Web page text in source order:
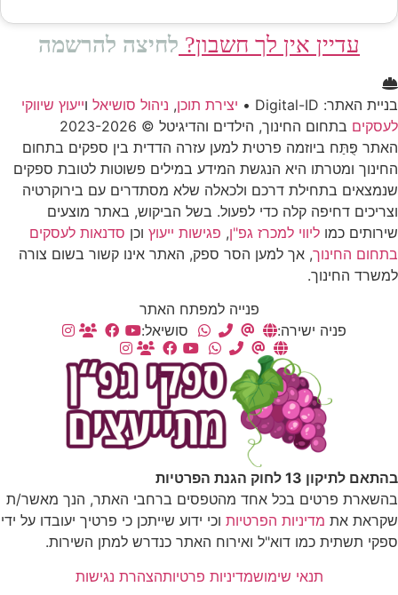
עדיין אין לך חשבון? לחיצה להרשמה
בניית האתר: Digital-ID • יצירת תוכן, ניהול סושיאל וייעוץ שיווקי
לעסקים בתחום החינוך, הילדים והדיגיטל © 2023-2026
האתר פֻּתַּח ביוזמה פרטית למען עזרה הדדית בין ספקים בתחום
החינוך ומטרתו היא הנגשת המידע במילים פשוטות לטובת ספקים
שנמצאים בתחילת דרכם ולכאלה שלא מסתדרים עם בירוקרטיה
וצריכים דחיפה קלה כדי לפעול. בשל הביקוש, באתר מוצעים
שירותים כמו ליווי למכרז גפ"ן, פגישות ייעוץ וכן סדנאות לעסקים
בתחום החינוך, אך למען הסר ספק, האתר אינו קשור בשום צורה
למשרד החינוך.
פנייה למפתח האתר
פניה ישירה:
סושיאל:
בהתאם לתיקון 13 לחוק הגנת הפרטיות
בהשארת פרטים בכל אחד מהטפסים ברחבי האתר, הנך מאשר/ת
שקראת את מדיניות הפרטיות וכי ידוע שייתכן כי פרטיך יעובדו על ידי
ספקי תשתית כמו דוא"ל ואירוח האתר כנדרש למתן השירות.
תנאי שימושמדיניות פרטיותהצהרת נגישות